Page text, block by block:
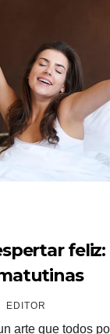
feliz:
EDITOR
arte que todos